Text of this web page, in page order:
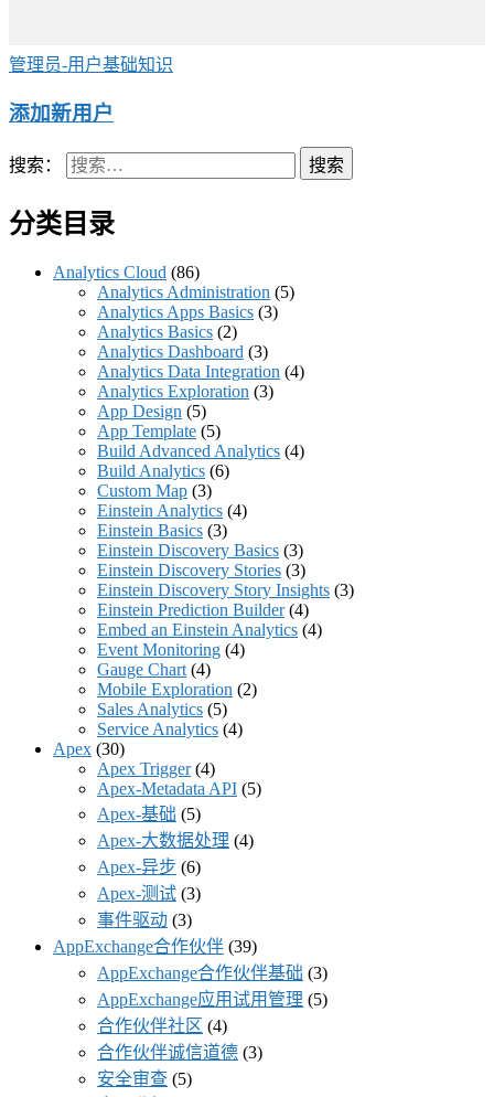
管理员-用户基础知识
添加新用户
搜索：
分类目录
Analytics Cloud (86)
Analytics Administration (5)
Analytics Apps Basics (3)
Analytics Basics (2)
Analytics Dashboard (3)
Analytics Data Integration (4)
Analytics Exploration (3)
App Design (5)
App Template (5)
Build Advanced Analytics (4)
Build Analytics (6)
Custom Map (3)
Einstein Analytics (4)
Einstein Basics (3)
Einstein Discovery Basics (3)
Einstein Discovery Stories (3)
Einstein Discovery Story Insights (3)
Einstein Prediction Builder(4)
Embed an Einstein Analytics (4)
Event Monitoring (4)
Gauge Chart (4)
Mobile Exploration (2)
Sales Analytics (5)
Service Analytics (4)
Apex (30)
Apex Trigger(4)
Apex-Metadata API (5)
Apex-基础 (5)
Apex-大数据处理 (4)
Apex-异步 (6)
Apex-测试 (3)
事件驱动 (3)
AppExchange合作伙伴 (39)
AppExchange合作伙伴基础 (3)
AppExchange应用试用管理 (5)
合作伙伴社区 (4)
合作伙伴诚信道德 (3)
安全审查 (5)